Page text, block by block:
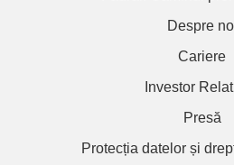
Despre
Cariere
Investor
Presă
Protecția datelor și